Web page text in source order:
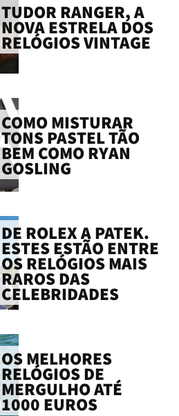
TUDOR RANGER, A
NOVA ESTRELA DOS
RELÓGIOS VINTAGE
COMO MISTURAR
TONS PASTEL TÃO
BEM COMO RYAN
GOSLING
DE ROLEX A PATEK.
ESTES ESTÃO ENTRE
OS RELÓGIOS MAIS
RAROS DAS
CELEBRIDADES
OS MELHORES
RELÓGIOS DE
MERGULHO ATÉ
1000 EUROS